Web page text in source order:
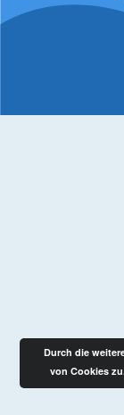
Durch die
von Cookies